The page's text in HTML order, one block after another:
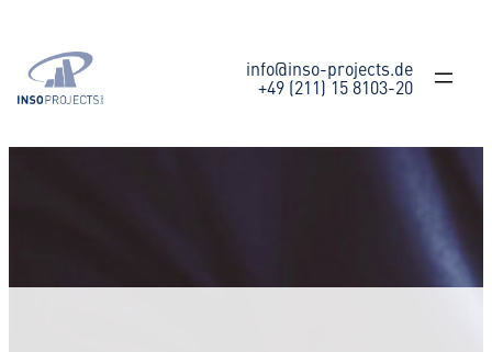
springen
info@inso-projects.de
+49 (211) 15 8103-20